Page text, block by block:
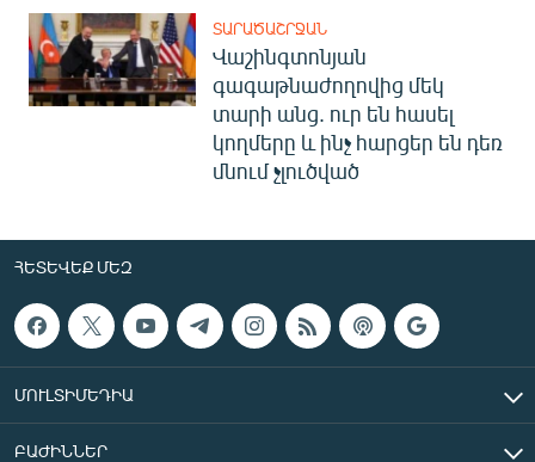
ՏԱՐԱԾԱՇՐՋԱՆ
Վաշինգտոնյան
գագաթնաժողովից մեկ
տարի անց. ուր են հասել
կողմերը և ինչ հարցեր են դեռ
մնում չլուծված
ՀԵՏԵՎԵՔ ՄԵԶ
ՄՈՒԼՏԻՄԵԴԻԱ
ԲԱԺԻՆՆԵՐ